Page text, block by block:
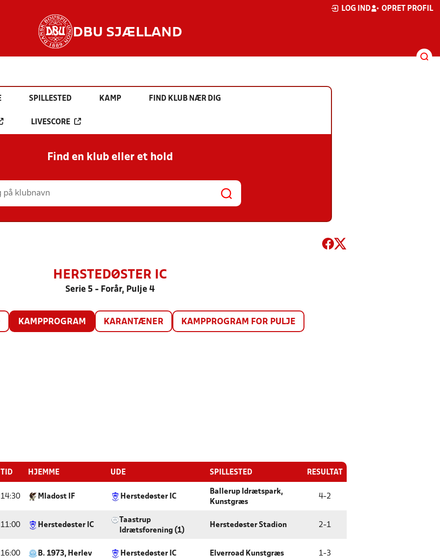
LOG IND OPRET PROFIL
DBU SJÆLLAND
SPILLESTED KAMP FIND KLUB NÆR DIG
LIVESCORE
Find en klub eller et hold
HERSTEDØSTER IC
Serie 5 - Forår, Pulje 4
KAMPPROGRAM KARANTÆNER KAMPPROGRAM FOR PULJE
TID HJEMME UDE SPILLESTED RESULTAT
14:30 Mladost IF Herstedøster IC
Ballerup Idrætspark,
Kunstgræs
4-2
11:00 Herstedøster IC
Taastrup
Idrætsforening (1)
Herstedøster Stadion 2-1
16:00 B. 1973, Herlev Herstedøster IC Elverroad Kunstgræs 1-3